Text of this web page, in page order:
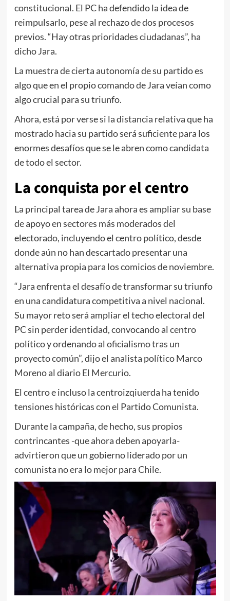
constitucional. El PC ha defendido la idea de
reimpulsarlo, pese al rechazo de dos procesos
previos. “Hay otras prioridades ciudadanas”, ha
dicho Jara.
La muestra de cierta autonomía de su partido es
algo que en el propio comando de Jara veían como
algo crucial para su triunfo.
Ahora, está por verse si la distancia relativa que ha
mostrado hacia su partido será suficiente para los
enormes desafíos que se le abren como candidata
de todo el sector.
La conquista por el centro
La principal tarea de Jara ahora es ampliar su base
de apoyo en sectores más moderados del
electorado, incluyendo el centro político, desde
donde aún no han descartado presentar una
alternativa propia para los comicios de noviembre.
“Jara enfrenta el desafío de transformar su triunfo
en una candidatura competitiva a nivel nacional.
Su mayor reto será ampliar el techo electoral del
PC sin perder identidad, convocando al centro
político y ordenando al oficialismo tras un
proyecto común”, dijo el analista político Marco
Moreno al diario El Mercurio.
El centro e incluso la centroizqiuerda ha tenido
tensiones históricas con el Partido Comunista.
Durante la campaña, de hecho, sus propios
contrincantes -que ahora deben apoyarla-
advirtieron que un gobierno liderado por un
comunista no era lo mejor para Chile.